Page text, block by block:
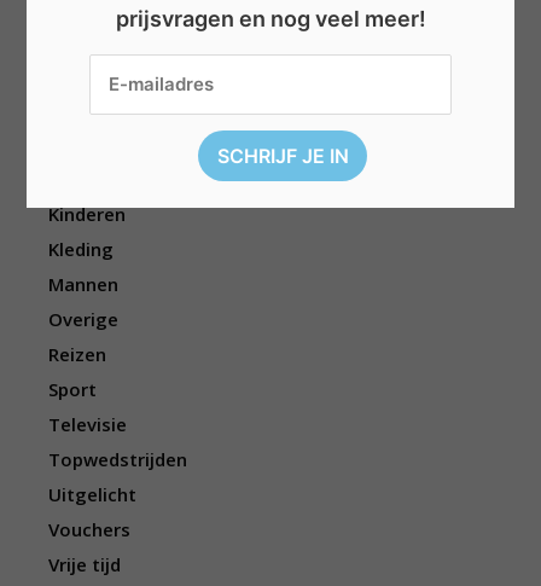
Elektronica
Kinderen
Kleding
Mannen
Overige
Reizen
Sport
Televisie
Topwedstrijden
Uitgelicht
Vouchers
Vrije tijd
prijsvragen en nog veel meer!